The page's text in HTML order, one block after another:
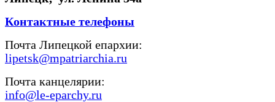
Контактные телефоны
Почта Липецкой епархии:
lipetsk@mpatriarchia.ru
Почта канцелярии:
info@le-eparchy.ru